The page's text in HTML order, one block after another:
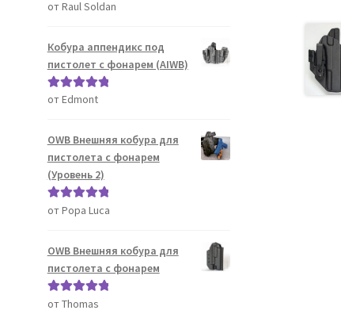
Оценка5из
от Raul Soldan
Кобура аппендикс под
пистолет с фонарем (AIWB)
Оценка5из
от Edmont
OWB Внешняя кобура для
пистолета с фонарем
(Уровень 2)
Оценка 5 из
от Popa Luca
OWB Внешняя кобура для
пистолета с фонарем
Оценка5из
от Thomas